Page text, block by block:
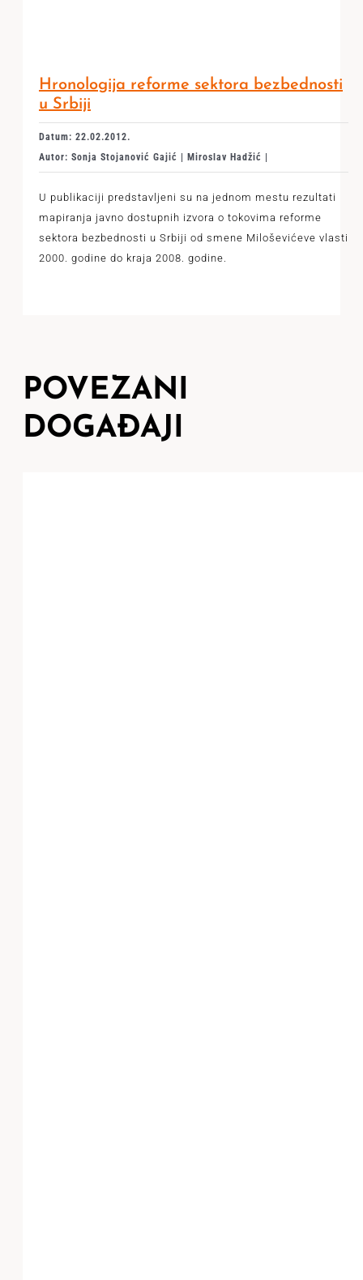
Hronologija reforme sektora bezbednosti
u Srbiji
Datum: 22.02.2012.
Autor: Sonja Stojanović Gajić | Miroslav Hadžić |
U publikaciji predstavljeni su na jednom mestu rezultati
mapiranja javno dostupnih izvora o tokovima reforme
sektora bezbednosti u Srbiji od smene Miloševićeve vlasti
2000. godine do kraja 2008. godine.
POVEZANI
DOGAĐAJI